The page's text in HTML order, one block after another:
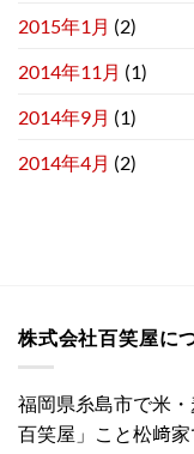
2015年1月 (2)
2014年11月 (1)
2014年9月 (1)
2014年4月 (2)
株式会社百笑屋に
福岡県糸島市で米
百笑屋」こと松﨑